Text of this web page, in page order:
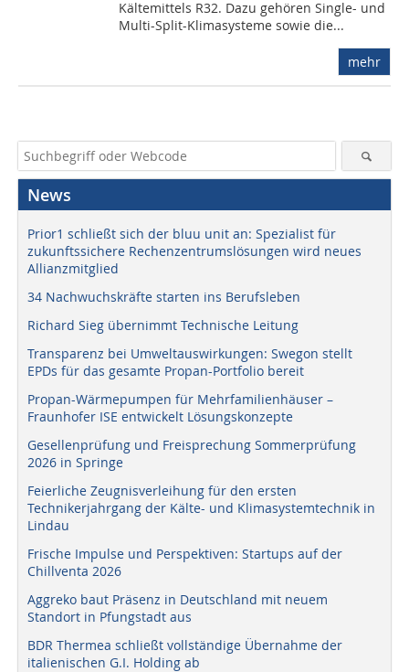
Kältemittels R32. Dazu gehören Single- und
Multi-Split-Klimasysteme sowie die...
mehr
News
Prior1 schließt sich der bluu unit an: Spezialist für
zukunftssichere Rechenzentrumslösungen wird neues
Allianzmitglied
34 Nachwuchskräfte starten ins Berufsleben
Richard Sieg übernimmt Technische Leitung
Transparenz bei Umweltauswirkungen: Swegon stellt
EPDs für das gesamte Propan-Portfolio bereit
Propan-Wärmepumpen für Mehrfamilienhäuser –
Fraunhofer ISE entwickelt Lösungskonzepte
Gesellenprüfung und Freisprechung Sommerprüfung
2026 in Springe
Feierliche Zeugnisverleihung für den ersten
Technikerjahrgang der Kälte- und Klimasystemtechnik in
Lindau
Frische Impulse und Perspektiven: Startups auf der
Chillventa 2026
Aggreko baut Präsenz in Deutschland mit neuem
Standort in Pfungstadt aus
BDR Thermea schließt vollständige Übernahme der
italienischen G.I. Holding ab